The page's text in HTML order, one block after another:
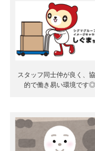
スタッフ同士仲が良く、
的で働き易い環境です◎